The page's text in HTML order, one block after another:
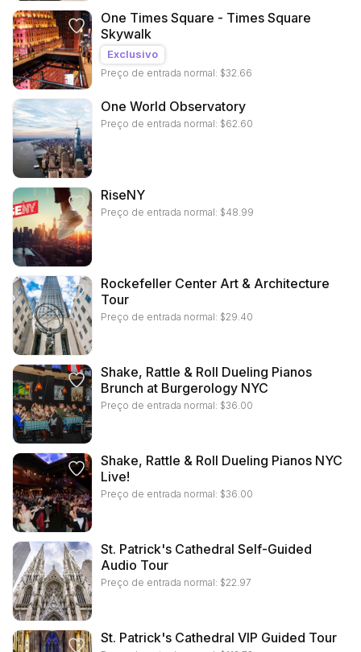
One Times Square - Times Square
Skywalk
Exclusivo
Preço de entrada normal: $32.66
One World Observatory
Preço de entrada normal: $62.60
RiseNY
Preço de entrada normal: $48.99
Rockefeller Center Art & Architecture
Tour
Preço de entrada normal: $29.40
Shake, Rattle & Roll Dueling Pianos
Brunch at Burgerology NYC
Preço de entrada normal: $36.00
Shake, Rattle & Roll Dueling Pianos NYC
Live!
Preço de entrada normal: $36.00
St. Patrick's Cathedral Self-Guided
Audio Tour
Preço de entrada normal: $22.97
St. Patrick's Cathedral VIP Guided Tour